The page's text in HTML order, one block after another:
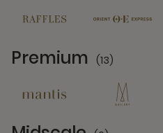
Premium (13)